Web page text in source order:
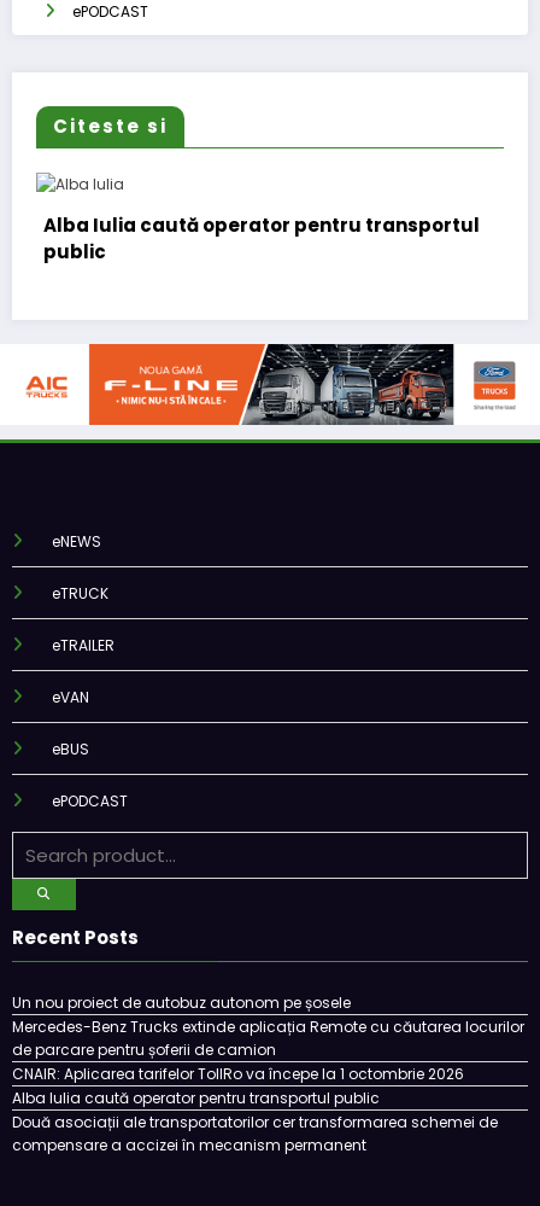
ePODCAST
Citeste si
Două asociații ale transportatorilor
eNEWS
eTRUCK
eTRAILER
eVAN
eBUS
ePODCAST
Recent Posts
Un nou proiect de autobuz autonom pe șosele
Mercedes-Benz Trucks extinde aplicația Remote cu căutarea locurilor
de parcare pentru șoferii de camion
CNAIR: Aplicarea tarifelor TollRo va începe la 1 octombrie 2026
Alba Iulia caută operator pentru transportul public
Două asociații ale transportatorilor cer transformarea schemei de